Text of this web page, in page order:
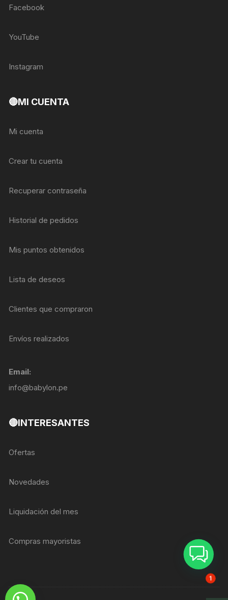
Facebook
YouTube
Instagram
🔴MI CUENTA
Mi cuenta
Crear tu cuenta
Recuperar contraseña
Historial de pedidos
Mis puntos obtenidos
Lista de deseos
Clientes que compraron
Envíos realizados
Email:
info@babylon.pe
🔴INTERESANTES
Ofertas
Novedades
Liquidación del mes
Compras mayoristas
1